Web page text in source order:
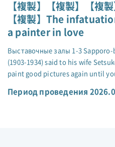
【複製】【複製】【複
【複製】The
a painter in love
Выставочные залы 1-3
(1903-1934) said to his wife
paint good pictures again until
Период проведения